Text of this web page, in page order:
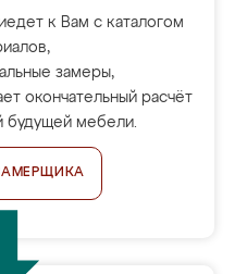
к Вам с каталогом
замеры,
окончательный расчёт
будущей мебели.